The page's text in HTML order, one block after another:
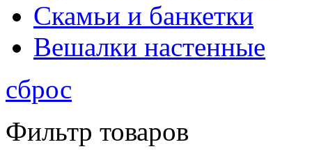
Скамьи и банкетки
Вешалки настенные
сброс
Фильтр товаров